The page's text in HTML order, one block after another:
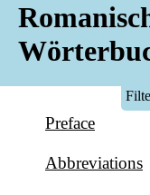
Preface
Abbreviations